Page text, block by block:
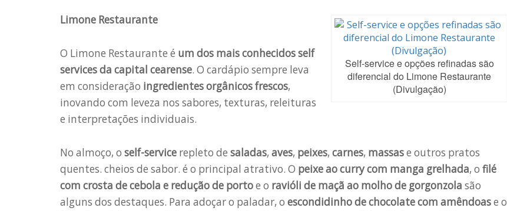
Self-service e opções refinadas são
diferencial do Limone Restaurante
(Divulgação)
Limone Restaurante
O Limone Restaurante é um dos mais conhecidos self
services da capital cearense. O cardápio sempre leva
em consideração ingredientes orgânicos frescos,
inovando com leveza nos sabores, texturas, releituras
e interpretações individuais.
No almoço, o self-service repleto de saladas, aves, peixes, carnes, massase outros pratos
quentes. cheios de sabor. é o principal atrativo. O peixe ao curry com manga grelhada, o filé
com crosta de cebola e redução de portoe o ravióli de maçã ao molho de gorgonzola são
alguns dos destaques. Para adoçar o paladar, o escondidinho de chocolate com amêndoase o